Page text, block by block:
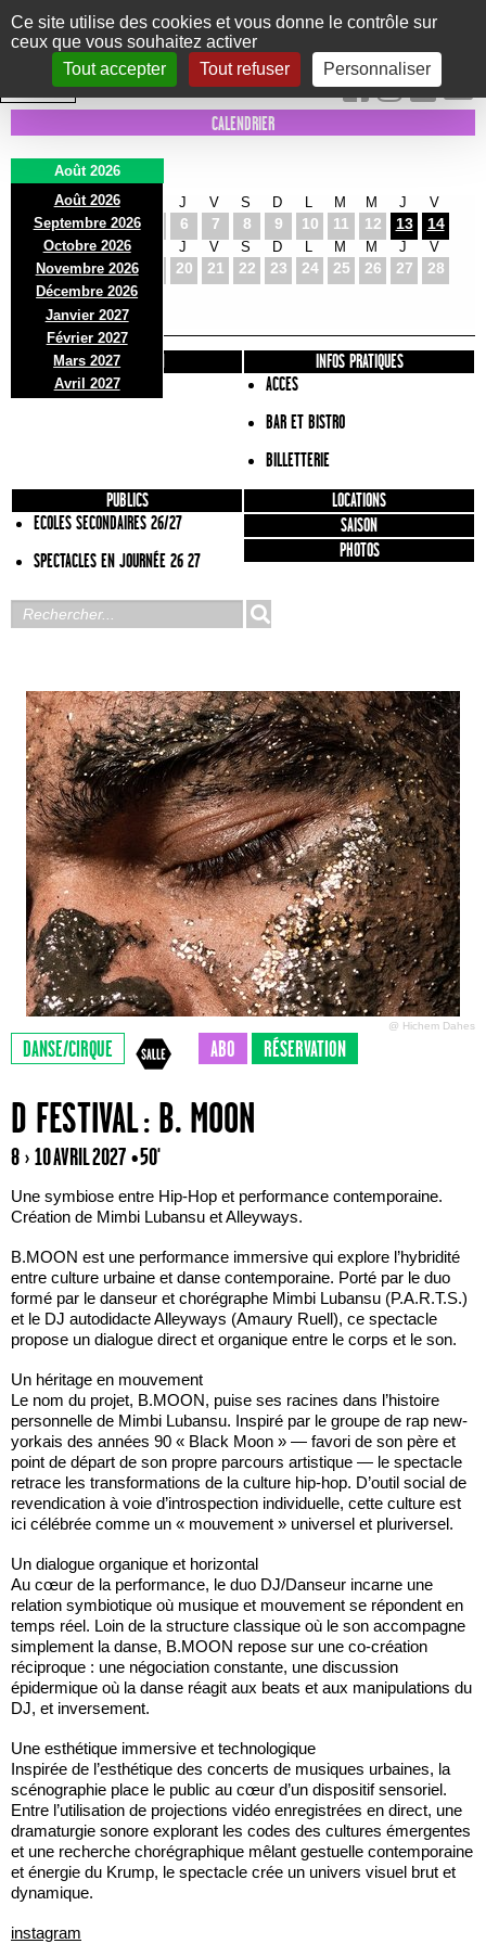
Panneau de gestion des cookies
Ce site utilise des cookies et vous donne le contrôle sur
ceux que vous souhaitez activer
Tout accepter
Tout refuser Personnaliser
Le Marni
CONCERTS DANSE/CIRQUE THÉÂTRE KIDS EXPOS EVENTS
INTRA MUROS
CALENDRIER
Août 2026
Août 2026
Septembre 2026
Octobre 2026
Novembre 2026
Décembre 2026
Janvier 2027
Février 2027
Mars 2027
Avril 2027
D
2
L
3
M
4
J
6
V
7
S
8
D
9 10
M
11
M
12
J
13
V
14
D
16
L
17
M
18
J
20
V
21
S
22
D
23 24
M
25
M
26
J
27
V
28
D
30
L
31
PRÉSENTATION
INFOS PRATIQUES
ACCES
BAR ET BISTRO
BILLETTERIE
PUBLICS
ECOLES SECONDAIRES 26/27
SPECTACLES EN JOURNÉE 26 27
LOCATIONS
SAISON
PHOTOS
@ Hichem Dahes
DANSE/CIRQUE ABO RÉSERVATION
D FESTIVAL : B. MOON
8 › 10 AVRIL 2027 • 50'
Une symbiose entre Hip-Hop et performance contemporaine.
Création de Mimbi Lubansu et Alleyways.
B.MOON est une performance immersive qui explore l’hybridité
entre culture urbaine et danse contemporaine. Porté par le duo
formé par le danseur et chorégraphe Mimbi Lubansu (P.A.R.T.S.)
et le DJ autodidacte Alleyways (Amaury Ruell), ce spectacle
propose un dialogue direct et organique entre le corps et le son.
Un héritage en mouvement
Le nom du projet, B.MOON, puise ses racines dans l’histoire
personnelle de Mimbi Lubansu. Inspiré par le groupe de rap new-
yorkais des années 90 « Black Moon » — favori de son père et
point de départ de son propre parcours artistique — le spectacle
retrace les transformations de la culture hip-hop. D’outil social de
revendication à voie d’introspection individuelle, cette culture est
ici célébrée comme un « mouvement » universel et pluriversel.
Un dialogue organique et horizontal
Au cœur de la performance, le duo DJ/Danseur incarne une
relation symbiotique où musique et mouvement se répondent en
temps réel. Loin de la structure classique où le son accompagne
simplement la danse, B.MOON repose sur une co-création
réciproque : une négociation constante, une discussion
épidermique où la danse réagit aux beats et aux manipulations du
DJ, et inversement.
Une esthétique immersive et technologique
Inspirée de l’esthétique des concerts de musiques urbaines, la
scénographie place le public au cœur d’un dispositif sensoriel.
Entre l’utilisation de projections vidéo enregistrées en direct, une
dramaturgie sonore explorant les codes des cultures émergentes
et une recherche chorégraphique mêlant gestuelle contemporaine
et énergie du Krump, le spectacle crée un univers visuel brut et
dynamique.
instagram